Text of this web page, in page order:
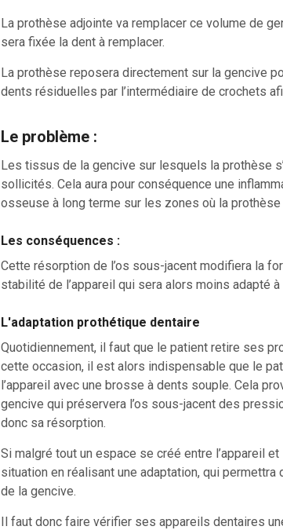
La prothèse adjointe va remplacer ce volume de
sera fixée la dent à remplacer.
La prothèse reposera directement sur la gencive
dents résiduelles par l’intermédiaire de crochets
Le problème :
Les tissus de la gencive sur lesquels la prothèse
sollicités. Cela aura pour conséquence une
osseuse à long terme sur les zones où la prothèse
Les conséquences :
Cette résorption de l’os sous-jacent modifiera la
stabilité de l’appareil qui sera alors moins adapté
L'adaptation prothétique dentaire
Quotidiennement, il faut que le patient retire ses
cette occasion, il est alors indispensable que le
l’appareil avec une brosse à dents souple. Cela
gencive qui préservera l’os sous-jacent des
donc sa résorption.
Si malgré tout un espace se créé entre l’appareil
situation en réalisant une adaptation, qui
de la gencive.
Il faut donc faire vérifier ses appareils dentaires